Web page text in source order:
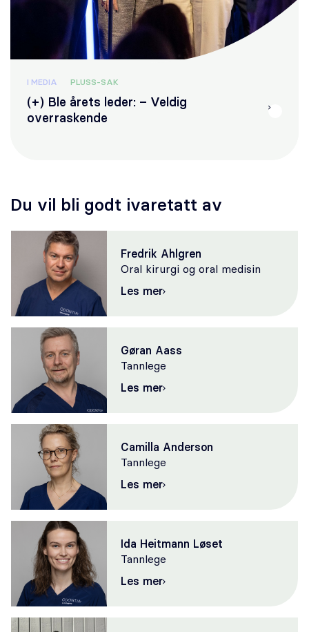
I MEDIA PLUSS-SAK
(+) Ble årets leder: – Veldig
overraskende
Du vil bli godt ivaretatt av
Fredrik Ahlgren
Oral kirurgi og oral medisin
Les mer
Gøran Aass
Tannlege
Les mer
Camilla Anderson
Tannlege
Les mer
Ida Heitmann Løset
Tannlege
Les mer